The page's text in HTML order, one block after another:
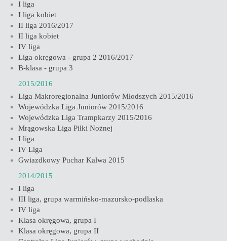
I liga
I liga kobiet
II liga 2016/2017
II liga kobiet
IV liga
Liga okręgowa - grupa 2 2016/2017
B-klasa - grupa 3
2015/2016
Liga Makroregionalna Juniorów Młodszych 2015/2016
Wojewódzka Liga Juniorów 2015/2016
Wojewódzka Liga Trampkarzy 2015/2016
Mrągowska Liga Piłki Nożnej
I liga
IV Liga
Gwiazdkowy Puchar Kalwa 2015
2014/2015
I liga
III liga, grupa warmińsko-mazursko-podlaska
IV liga
Klasa okręgowa, grupa I
Klasa okręgowa, grupa II